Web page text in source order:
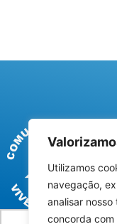
Utilizamos
navegação,
analisar nosso
concorda com